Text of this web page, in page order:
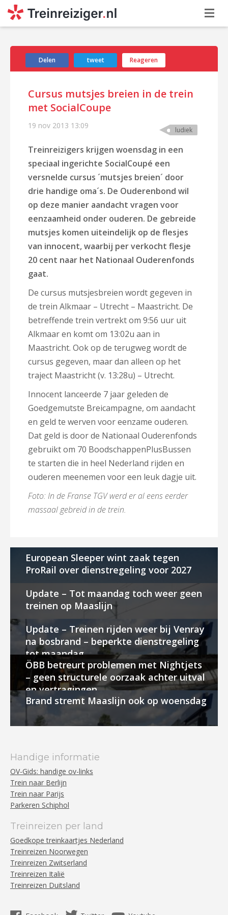
Delen tweet Reageren
Cursus mutsjes breien in de trein
met SocialCoupe
19 nov 2013 13:09 ludiek
Treinreizigers krijgen woensdag in een
speciaal ingerichte SocialCoupé een
versnelde cursus ´mutsjes breien´ door
drie handige oma´s. De Ouderenbond wil
op deze manier aandacht vragen voor
eenzaamheid onder ouderen. De gebreide
mutsjes komen uiteindelijk op de flesjes
van innocent, waarbij per verkocht flesje
20 cent naar het Nationaal Ouderenfonds
gaat.
De cursus mutsjesbreien wordt gegeven in
de trein Alkmaar – Utrecht – Maastricht. De
betreffende trein vertrekt om 9:56 uur uit
Alkmaar en komt om 13:02u aan in
Maastricht. Ook op de terugweg wordt de
cursus gegeven, maar dan alleen op het
traject Maastricht (v. 13:28u) – Utrecht.
Innocent lanceerde 7 jaar geleden de
Goedgemutste Breicampagne, om aandacht
en geld te werven voor eenzame ouderen.
Dat geld is door de Nationaal Ouderenfonds
gebruikt om 70 BoodschappenPlusBussen
te starten die in heel Nederland rijden en
ouderen meenemen voor een leuk dagje uit.
Foto: In de Franse TGV werd er al eens eerder
massaal gebreid in de trein.
European Sleeper wint zaak tegen
ProRail over dienstregeling voor 2027
Update – Tot maandag toch weer geen
treinen op Maaslijn
Update – Treinen rijden weer bij Venray
na bosbrand – beperkte dienstregeling
tot maandag
ÖBB betreurt problemen met Nightjets
– geen structurele oorzaak achter uitval
en vertragingen
Brand stremt Maaslijn ook op woensdag
Handige informatie
OV-Gids: handige ov-links
Trein naar Berlijn
Trein naar Parijs
Parkeren Schiphol
Treinreizen per land
Goedkope treinkaartjes Nederland
Treinreizen Noorwegen
Treinreizen Zwitserland
Treinreizen Italië
Treinreizen Duitsland